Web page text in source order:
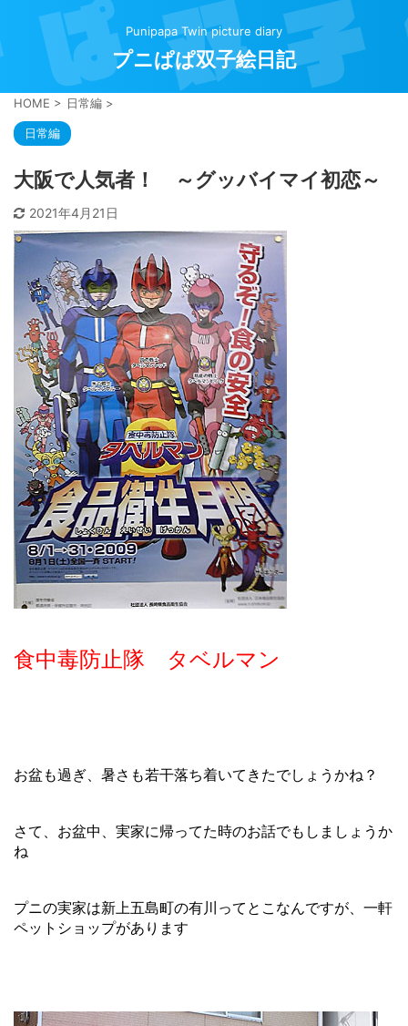
Punipapa Twin picture diary
プニぱぱ双子絵日記
HOME > 日常編 >
日常編
大阪で人気者！ ～グッバイマイ初恋～
2021年4月21日
食中毒防止隊 タベルマン
お盆も過ぎ、暑さも若干落ち着いてきたでしょうかね？
さて、お盆中、実家に帰ってた時のお話でもしましょうか
ね
プニの実家は新上五島町の有川ってとこなんですが、一軒
ペットショップがあります